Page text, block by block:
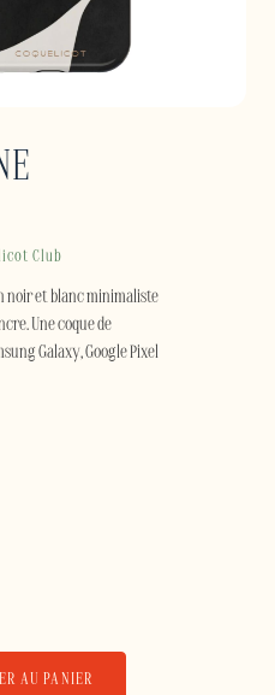
Club
noir et blanc minimaliste
Une coque de
Galaxy, Google Pixel
AU PANIER